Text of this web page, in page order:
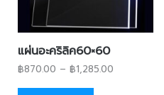
แผ่นอะคริลิค60×60
฿870.00 – ฿1,285.00